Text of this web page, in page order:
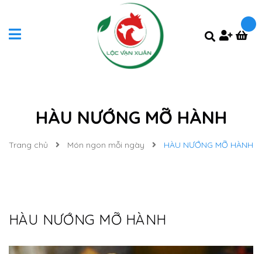
HÀU NƯỚNG MỠ HÀNH
Trang chủ Món ngon mỗi ngày HÀU NƯỚNG MỠ HÀNH
HÀU NƯỚNG MỠ HÀNH